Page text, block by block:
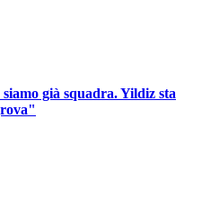
già squadra. Yildiz sta